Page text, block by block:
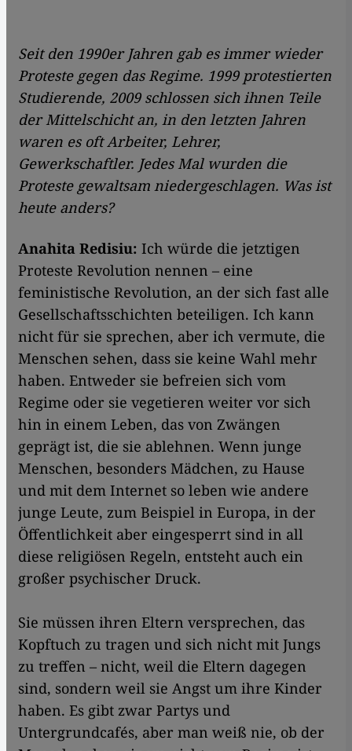
Seit den 1990er Jahren gab es immer wieder
Proteste gegen das Regime. 1999 protestierten
Studierende, 2009 schlossen sich ihnen Teile
der Mittelschicht an, in den letzten Jahren
waren es oft Arbeiter, Lehrer,
Gewerkschaftler. Jedes Mal wurden die
Proteste gewaltsam niedergeschlagen. Was ist
heute anders?
Anahita Redisiu: Ich würde die jetztigen
Proteste Revolution nennen – eine
feministische Revolution, an der sich fast alle
Gesellschaftsschichten beteiligen. Ich kann
nicht für sie sprechen, aber ich vermute, die
Menschen sehen, dass sie keine Wahl mehr
haben. Entweder sie befreien sich vom
Regime oder sie vegetieren weiter vor sich
hin in einem Leben, das von Zwängen
geprägt ist, die sie ablehnen. Wenn junge
Menschen, besonders Mädchen, zu Hause
und mit dem Internet so leben wie andere
junge Leute, zum Beispiel in Europa, in der
Öffentlichkeit aber eingesperrt sind in all
diese religiösen Regeln, entsteht auch ein
großer psychischer Druck.
Sie müssen ihren Eltern versprechen, das
Kopftuch zu tragen und sich nicht mit Jungs
zu treffen – nicht, weil die Eltern dagegen
sind, sondern weil sie Angst um ihre Kinder
haben. Es gibt zwar Partys und
Untergrundcafés, aber man weiß nie, ob der